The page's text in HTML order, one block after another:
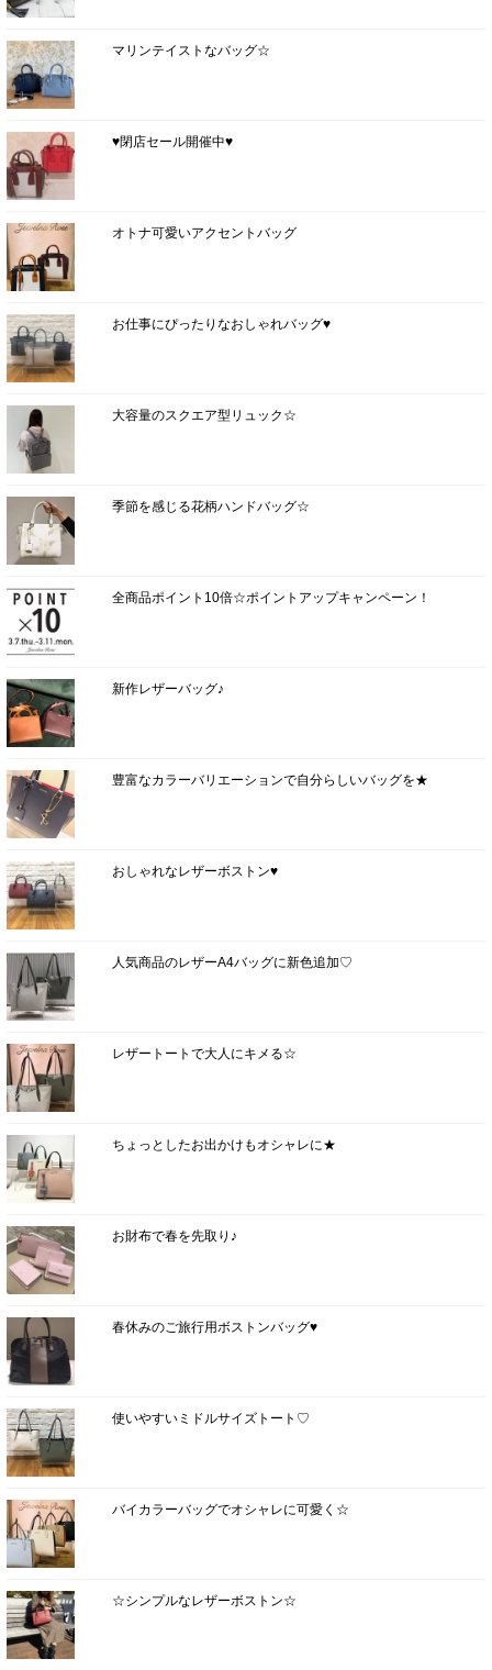
マリンテイストなバッグ☆
♥閉店セール開催中♥
オトナ可愛いアクセントバッグ
お仕事にぴったりなおしゃれバッグ♥
大容量のスクエア型リュック☆
季節を感じる花柄ハンドバッグ☆
全商品ポイント10倍☆ポイントアップキャンペーン！
新作レザーバッグ♪
豊富なカラーバリエーションで自分らしいバッグを★
おしゃれなレザーボストン♥
人気商品のレザーA4バッグに新色追加♡
レザートートで大人にキメる☆
ちょっとしたお出かけもオシャレに★
お財布で春を先取り♪
春休みのご旅行用ボストンバッグ♥
使いやすいミドルサイズトート♡
バイカラーバッグでオシャレに可愛く☆
☆シンプルなレザーボストン☆